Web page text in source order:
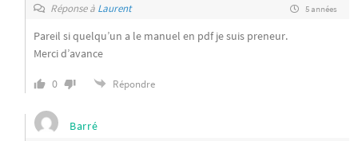
Réponse à Laurent 5 années
Pareil si quelqu’un a le manuel en pdf je suis preneur.
Merci d’avance
0 Répondre
Barré